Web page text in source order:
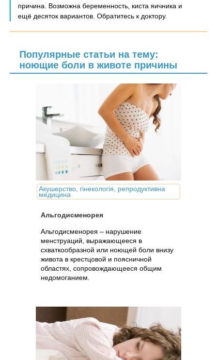
причина. Возможна беременность, киста яичника и
ещё десяток вариантов. Обратитесь к доктору.
Популярные статьи на тему:
ноющие боли в животе причины
Акушерство, гінекологія, репродуктивна
медицина
Альгодисменорея
Альгодисменорея – нарушение
менструаций, выражающееся в
схваткообразной или ноющей боли внизу
живота в крестцовой и поясничной
областях, сопровождающееся общим
недомоганием.